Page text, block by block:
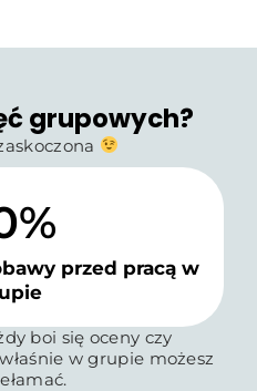
grupowych?
%
przed pracą w
boi się oceny czy
w grupie możesz